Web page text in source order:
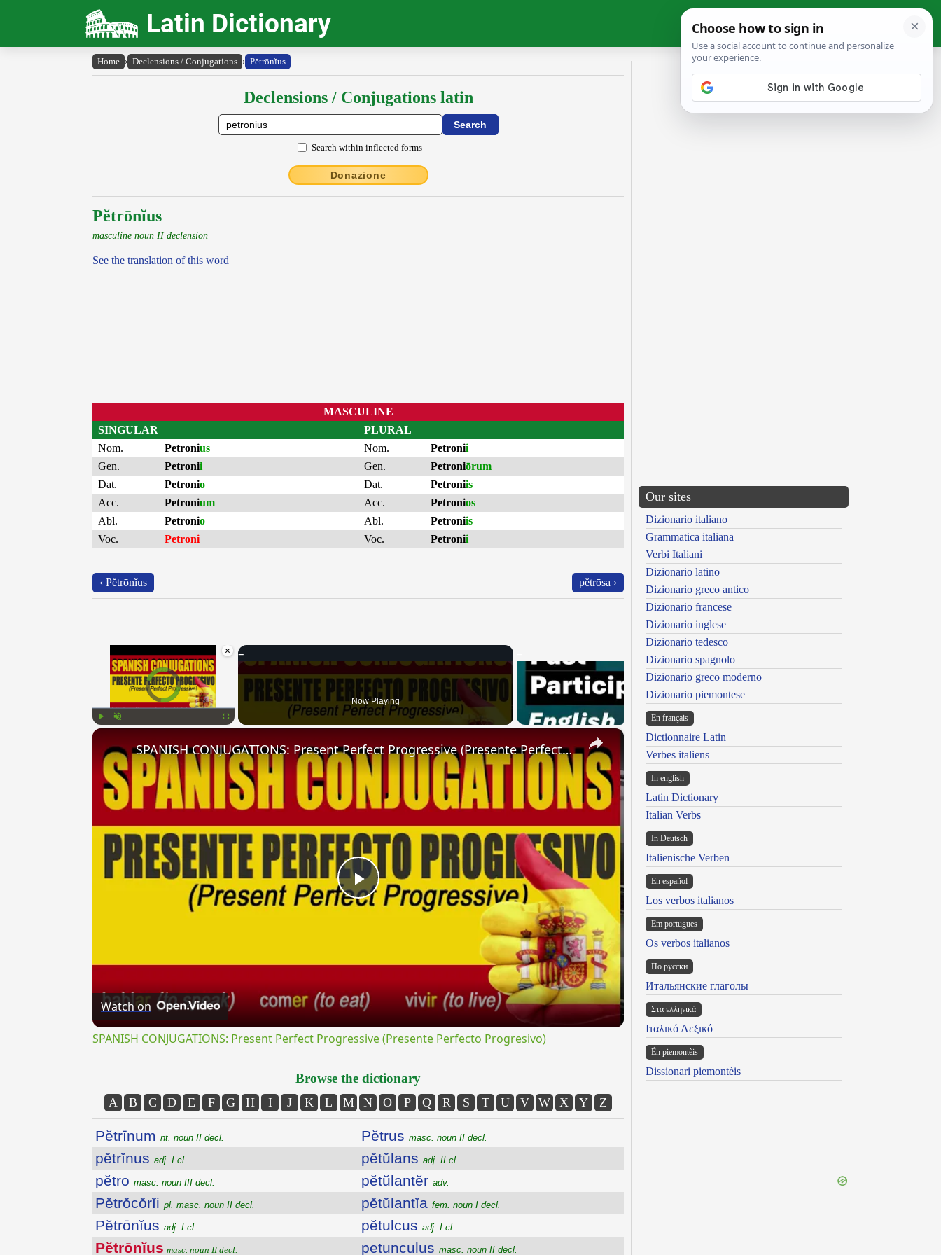
Latin Dictionary
Home › Declensions / Conjugations › Pĕtrōnĭus
Declensions / Conjugations latin
Search within inflected forms
Donazione
Pĕtrōnĭus
masculine noun II declension
See the translation of this word
MASCULINE
SINGULAR
Nom.
Petronius
Gen.
Petronii
Dat.
Petronio
Acc.
Petronium
Abl.
Petronio
Voc.
Petroni
PLURAL
Nom.
Petronii
Gen.
Petroniōrum
Dat.
Petroniis
Acc.
Petronios
Abl.
Petroniis
Voc.
Petronii
‹ Pĕtrōnĭus pĕtrōsa ›
×
Video Player is loading.
Now Playing
×
Play
SPANISH CONJUGATIONS: Present Perfect Progressive (Presente Perfecto Progresivo)
Watch on
SPANISH CONJUGATIONS: Present Perfect Progressive (Presente Perfecto Progresivo)
Browse the dictionary
A B C D E F G H I J K L M N O P Q R S T U V W X Y Z
Pĕtrīnum nt. noun II decl.
pĕtrĭnus adj. I cl.
pĕtro masc. noun III decl.
Pĕtrŏcŏrĭi pl. masc. noun II decl.
Pĕtrōnĭus adj. I cl.
Pĕtrōnĭus masc. noun II decl.
Pĕtrus masc. noun II decl.
pĕtŭlans adj. II cl.
pĕtŭlantĕr adv.
pĕtŭlantĭa fem. noun I decl.
pĕtulcus adj. I cl.
petunculus masc. noun II decl.
Our sites
Dizionario italiano
Grammatica italiana
Verbi Italiani
Dizionario latino
Dizionario greco antico
Dizionario francese
Dizionario inglese
Dizionario tedesco
Dizionario spagnolo
Dizionario greco moderno
Dizionario piemontese
En français
Dictionnaire Latin
Verbes italiens
In english
Latin Dictionary
Italian Verbs
In Deutsch
Italienische Verben
En español
Los verbos italianos
Em portugues
Os verbos italianos
По русски
Итальянские глаголы
Στα ελληνικά
Ιταλικό Λεξικό
Ën piemontèis
Dissionari piemontèis